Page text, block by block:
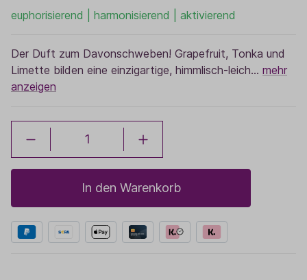
euphorisierend | harmonisierend | aktivierend
Der Duft zum Davonschweben! Grapefruit, Tonka und
Limette bilden eine einzigartige, himmlisch-leich… mehr
anzeigen
In den Warenkorb